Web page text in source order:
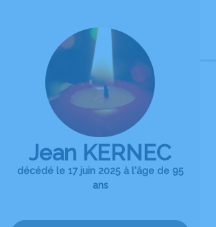
Jean KERNEC
décédé le 17 juin 2025 à l'âge de 95
ans